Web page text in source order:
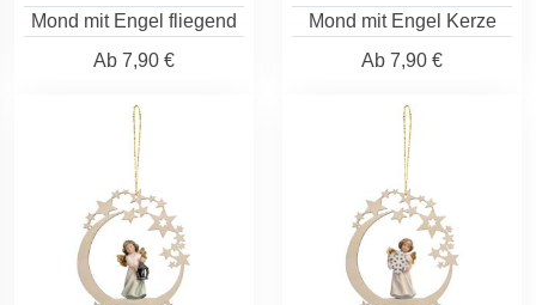
Mond mit Engel fliegend
Ab 7,90 €
Mond mit Engel Kerze
Ab 7,90 €